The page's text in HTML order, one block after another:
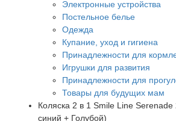
Электронные устройства
Постельное белье
Одежда
Купание, уход и гигиена
Принадлежности для
Игрушки для развития
Принадлежности для
Товары для будущих мам
Коляска 2 в 1 Smile Line
синий + Голубой)